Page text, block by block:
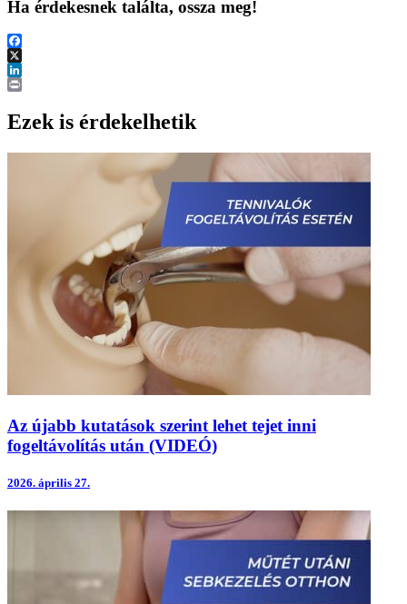
Ha érdekesnek találta, ossza meg!
Facebook
X
LinkedIn
Ezek is érdekelhetik
Az újabb kutatások szerint lehet tejet inni
fogeltávolítás után (VIDEÓ)
2026. április 27.